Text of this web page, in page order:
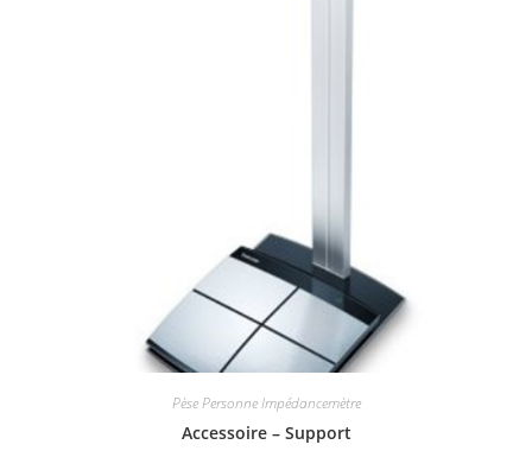
Pèse Personne Impédancemètre
Accessoire – Support